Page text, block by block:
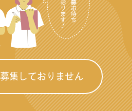
集しておりません